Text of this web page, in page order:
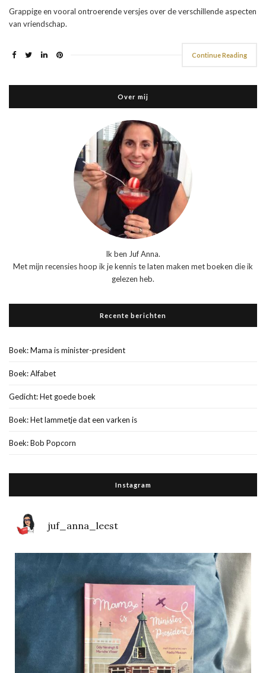
Grappige en vooral ontroerende versjes over de verschillende aspecten
van vriendschap.
Continue Reading
Over mij
Ik ben Juf Anna.
Met mijn recensies hoop ik je kennis te laten maken met boeken die ik
gelezen heb.
Recente berichten
Boek: Mama is minister-president
Boek: Alfabet
Gedicht: Het goede boek
Boek: Het lammetje dat een varken is
Boek: Bob Popcorn
Instagram
juf_anna_leest